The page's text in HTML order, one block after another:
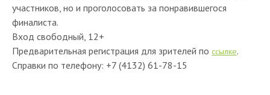
участников, но и проголосовать за понравившегося
финалиста.
Вход свободный, 12+
Предварительная регистрация для зрителей по ссылке.
Справки по телефону: +7 (4132) 61-78-15